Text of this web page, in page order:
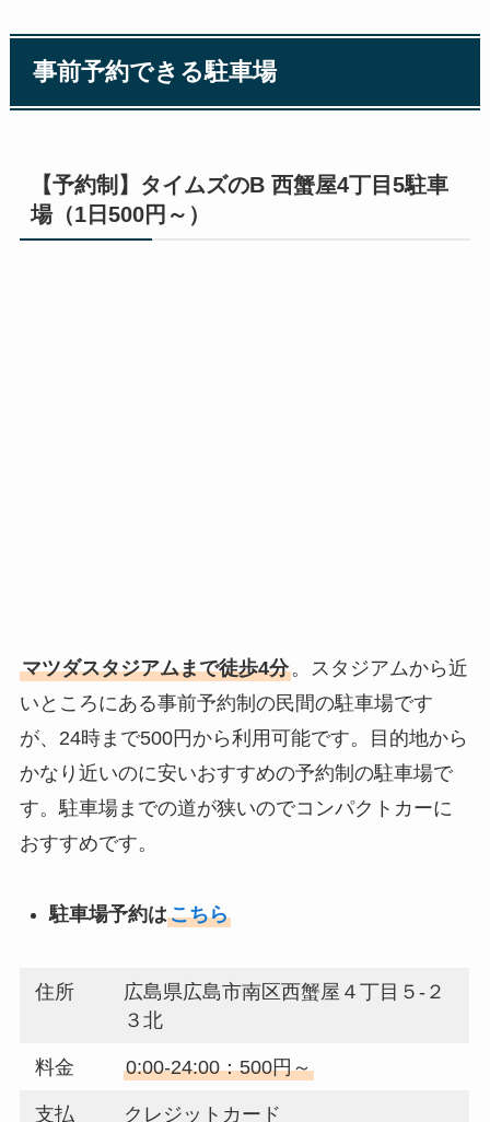
事前予約できる駐車場
【予約制】タイムズのB 西蟹屋4丁目5駐車
場（1日500円～）
マツダスタジアムまで徒歩4分。スタジアムから近
いところにある事前予約制の民間の駐車場です
が、24時まで500円から利用可能です。目的地から
かなり近いのに安いおすすめの予約制の駐車場で
す。駐車場までの道が狭いのでコンパクトカーに
おすすめです。
駐車場予約はこちら
住所
広島県広島市南区西蟹屋４丁目５-２
３北
料金 0:00-24:00：500円～
支払 クレジットカード